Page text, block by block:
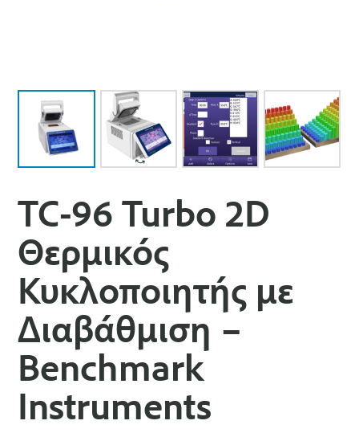
TC-96 Turbo 2D
Θερμικός
Κυκλοποιητής με
Διαβάθμιση –
Benchmark
Instruments